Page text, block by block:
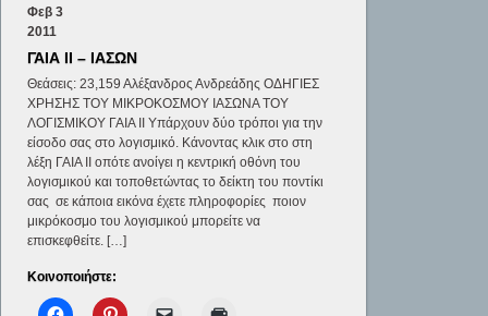
Φεβ 3
2011
ΓΑΙΑ ΙΙ – ΙΑΣΩΝ
Θεάσεις: 23,159 Αλέξανδρος Ανδρεάδης ΟΔΗΓΙΕΣ
ΧΡΗΣΗΣ ΤΟΥ ΜΙΚΡΟΚΟΣΜΟΥ ΙΑΣΩΝΑ ΤΟΥ
ΛΟΓΙΣΜΙΚΟΥ ΓΑΙΑ ΙΙ Υπάρχουν δύο τρόποι για την
είσοδο σας στο λογισμικό. Κάνοντας κλικ στο στη
λέξη ΓΑΙΑ ΙΙ οπότε ανοίγει η κεντρική οθόνη του
λογισμικού και τοποθετώντας το δείκτη του ποντίκι
σας σε κάποια εικόνα έχετε πληροφορίες ποιον
μικρόκοσμο του λογισμικού μπορείτε να
επισκεφθείτε. […]
Κοινοποιήστε: